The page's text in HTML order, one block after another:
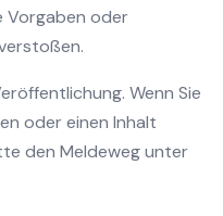
Vorgaben oder
Wenn Sie
oder einen Inhalt
den Meldeweg unter